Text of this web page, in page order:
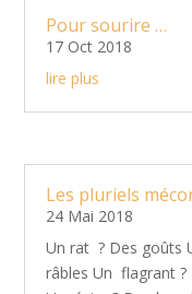
Pour sourire …
17 Oct 2018
lire plus
Les pluriels
24 Mai 2018
Un rat ? Des goûts
râbles Un flagrant